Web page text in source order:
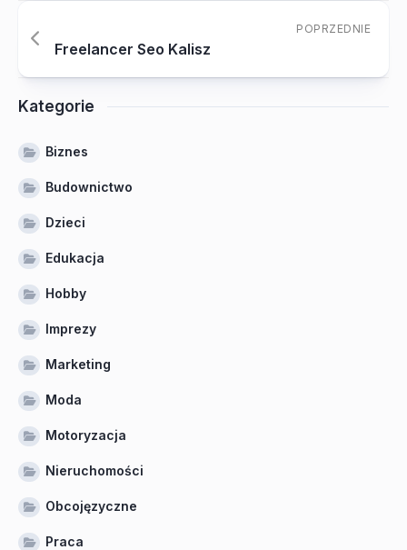
POPRZEDNIE
Freelancer Seo Kalisz
Kategorie
Biznes
Budownictwo
Dzieci
Edukacja
Hobby
Imprezy
Marketing
Moda
Motoryzacja
Nieruchomości
Obcojęzyczne
Praca